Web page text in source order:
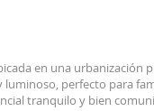
recopilado a
en una urbanización
luminoso, perfecto para
tranquilo y bien